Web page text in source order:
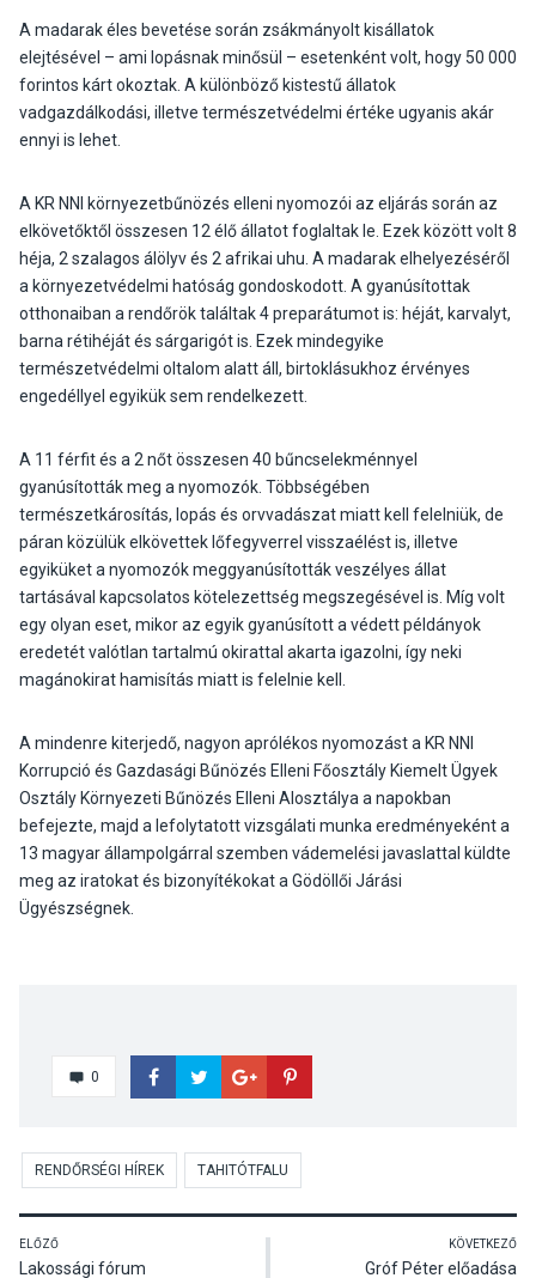
A madarak éles bevetése során zsákmányolt kisállatok
elejtésével – ami lopásnak minősül – esetenként volt, hogy 50 000
forintos kárt okoztak. A különböző kistestű állatok
vadgazdálkodási, illetve természetvédelmi értéke ugyanis akár
ennyi is lehet.
A KR NNI környezetbűnözés elleni nyomozói az eljárás során az
elkövetőktől összesen 12 élő állatot foglaltak le. Ezek között volt 8
héja, 2 szalagos álölyv és 2 afrikai uhu. A madarak elhelyezéséről
a környezetvédelmi hatóság gondoskodott. A gyanúsítottak
otthonaiban a rendőrök találtak 4 preparátumot is: héját, karvalyt,
barna rétihéját és sárgarigót is. Ezek mindegyike
természetvédelmi oltalom alatt áll, birtoklásukhoz érvényes
engedéllyel egyikük sem rendelkezett.
A 11 férfit és a 2 nőt összesen 40 bűncselekménnyel
gyanúsították meg a nyomozók. Többségében
természetkárosítás, lopás és orvvadászat miatt kell felelniük, de
páran közülük elkövettek lőfegyverrel visszaélést is, illetve
egyiküket a nyomozók meggyanúsították veszélyes állat
tartásával kapcsolatos kötelezettség megszegésével is. Míg volt
egy olyan eset, mikor az egyik gyanúsított a védett példányok
eredetét valótlan tartalmú okirattal akarta igazolni, így neki
magánokirat hamisítás miatt is felelnie kell.
A mindenre kiterjedő, nagyon aprólékos nyomozást a KR NNI
Korrupció és Gazdasági Bűnözés Elleni Főosztály Kiemelt Ügyek
Osztály Környezeti Bűnözés Elleni Alosztálya a napokban
befejezte, majd a lefolytatott vizsgálati munka eredményeként a
13 magyar állampolgárral szemben vádemelési javaslattal küldte
meg az iratokat és bizonyítékokat a Gödöllői Járási
Ügyészségnek.
0
RENDŐRSÉGI HÍREK TAHITÓTFALU
ELŐZŐ
Lakossági fórum
KÖVETKEZŐ
Gróf Péter előadása